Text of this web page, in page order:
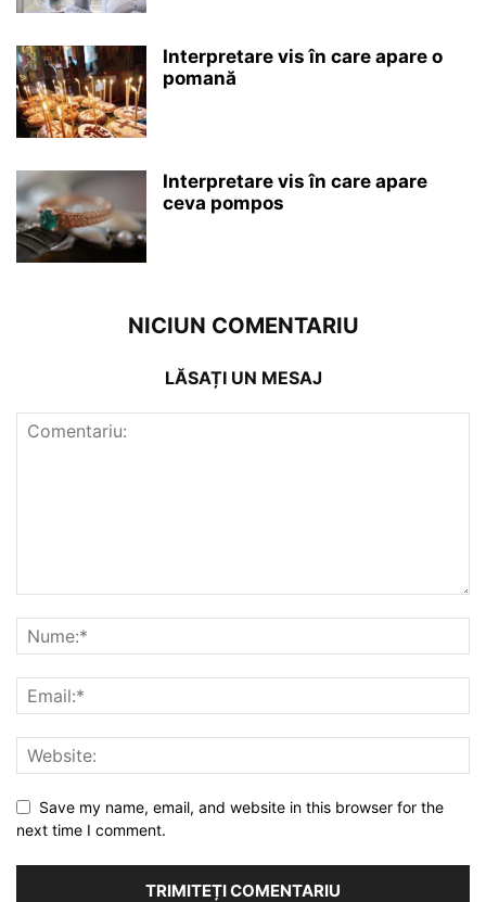
Interpretare vis în care apare o
pomană
Interpretare vis în care apare
ceva pompos
NICIUN COMENTARIU
LĂSAȚI UN MESAJ
Save my name, email, and website in this browser for the
next time I comment.